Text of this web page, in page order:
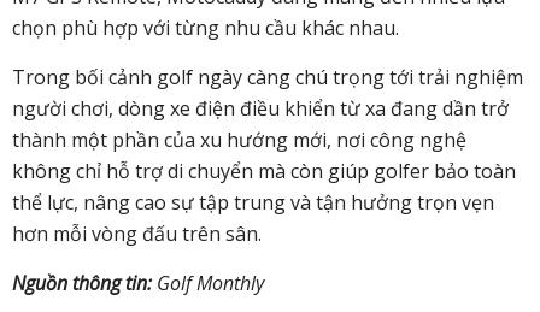
chọn phù hợp với từng nhu cầu khác nhau.
Trong bối cảnh golf ngày càng chú trọng tới trải nghiệm
người chơi, dòng xe điện điều khiển từ xa đang dần trở
thành một phần của xu hướng mới, nơi công nghệ
không chỉ hỗ trợ di chuyển mà còn giúp golfer bảo toàn
thể lực, nâng cao sự tập trung và tận hưởng trọn vẹn
hơn mỗi vòng đấu trên sân.
Nguồn thông tin:Golf Monthly